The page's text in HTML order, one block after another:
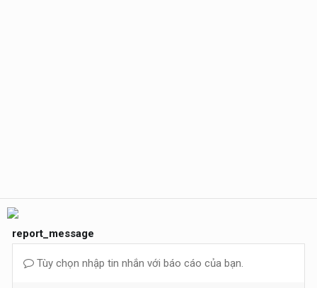
report_message
Tùy chọn nhập tin nhắn với báo cáo của bạn.